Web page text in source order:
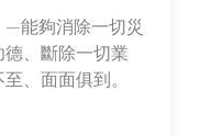
—能夠消除一切災
、斷除一切業
、面面俱到。